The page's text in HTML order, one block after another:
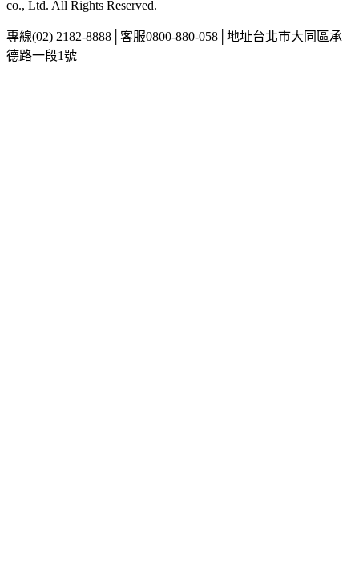
co., Ltd. All Rights Reserved.
專線(02) 2182-8888 客服0800-880-058 地址台北市大同區承
德路一段1號